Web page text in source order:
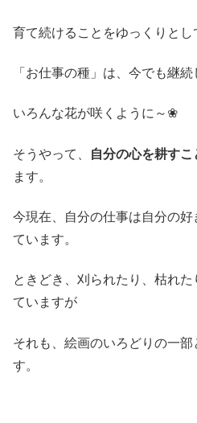
育て続けることをゆっくりとし
「お仕事の種」は、今でも継続
いろんな花が咲くように～❀
そうやって、 自分の心を耕す
ます。
今現在、自分の仕事は自分の
ています。
ときどき、刈られたり、枯れ
ていますが
それも、絵画のいろどりの一部
す。